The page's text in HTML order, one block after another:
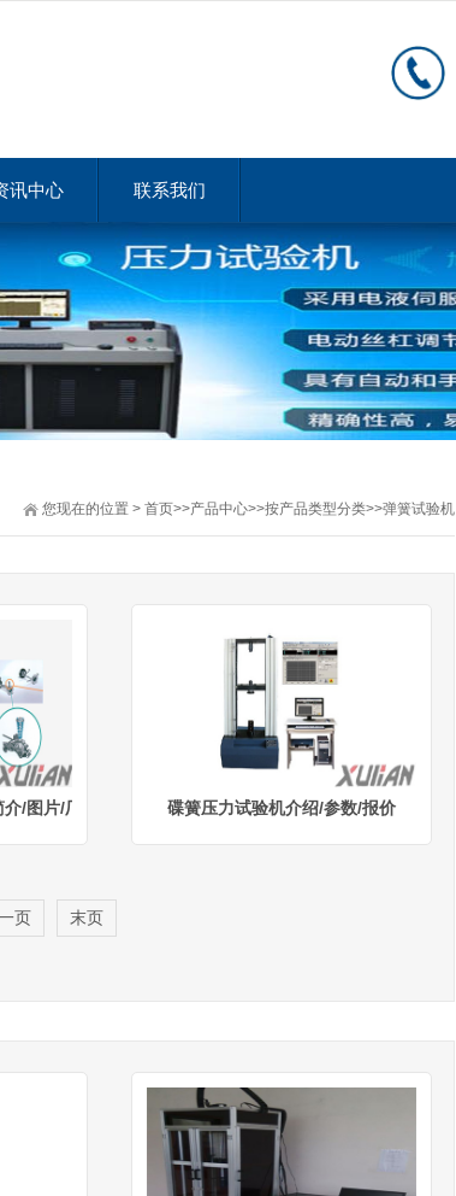
讯中心 联系我们
您现在的位置 > 首页>>产品中心>>按产品类型分类>>弹簧试验机
/图片/厂家 碟簧压力试验机介绍/参数/报价
页 末页